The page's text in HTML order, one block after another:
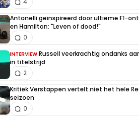
4
Antonelli geïnspireerd door ultieme F1-
en Hamilton: "Leven of dood!"
0
INTERVIEW Russell veerkrachtig ondanks
in titelstrijd
2
Kritiek Verstappen vertelt niet het hele
seizoen
0